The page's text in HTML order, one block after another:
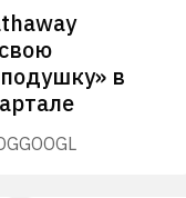
в
GOOGL